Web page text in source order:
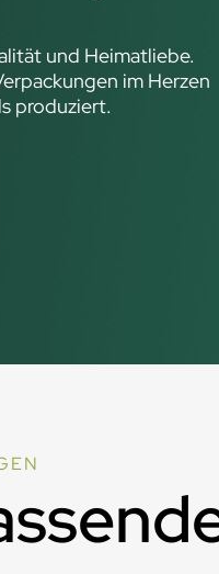
und Heimatliebe.
im Herzen
produziert.